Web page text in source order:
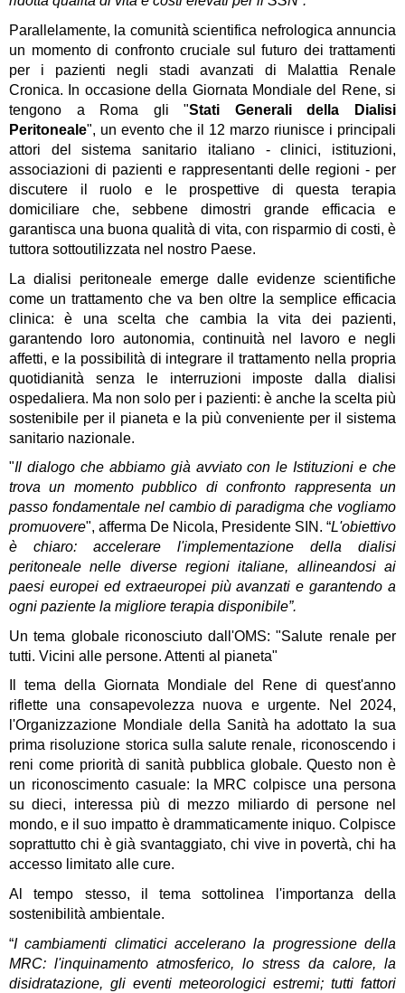
Parallelamente, la comunità scientifica nefrologica annuncia
un momento di confronto cruciale sul futuro dei trattamenti
per i pazienti negli stadi avanzati di Malattia Renale
Cronica. In occasione della Giornata Mondiale del Rene, si
tengono a Roma gli "Stati Generali della Dialisi
Peritoneale", un evento che il 12 marzo riunisce i principali
attori del sistema sanitario italiano - clinici, istituzioni,
associazioni di pazienti e rappresentanti delle regioni - per
discutere il ruolo e le prospettive di questa terapia
domiciliare che, sebbene dimostri grande efficacia e
garantisca una buona qualità di vita, con risparmio di costi, è
tuttora sottoutilizzata nel nostro Paese.
La dialisi peritoneale emerge dalle evidenze scientifiche
come un trattamento che va ben oltre la semplice efficacia
clinica: è una scelta che cambia la vita dei pazienti,
garantendo loro autonomia, continuità nel lavoro e negli
affetti, e la possibilità di integrare il trattamento nella propria
quotidianità senza le interruzioni imposte dalla dialisi
ospedaliera. Ma non solo per i pazienti: è anche la scelta più
sostenibile per il pianeta e la più conveniente per il sistema
sanitario nazionale.
"Il dialogo che abbiamo già avviato con le Istituzioni e che
trova un momento pubblico di confronto rappresenta un
passo fondamentale nel cambio di paradigma che vogliamo
promuovere", afferma De Nicola, Presidente SIN. “L'obiettivo
è chiaro: accelerare l'implementazione della dialisi
peritoneale nelle diverse regioni italiane, allineandosi ai
paesi europei ed extraeuropei più avanzati e garantendo a
ogni paziente la migliore terapia disponibile”.
Un tema globale riconosciuto dall'OMS: "Salute renale per
tutti. Vicini alle persone. Attenti al pianeta"
Il tema della Giornata Mondiale del Rene di quest'anno
riflette una consapevolezza nuova e urgente. Nel 2024,
l'Organizzazione Mondiale della Sanità ha adottato la sua
prima risoluzione storica sulla salute renale, riconoscendo i
reni come priorità di sanità pubblica globale. Questo non è
un riconoscimento casuale: la MRC colpisce una persona
su dieci, interessa più di mezzo miliardo di persone nel
mondo, e il suo impatto è drammaticamente iniquo. Colpisce
soprattutto chi è già svantaggiato, chi vive in povertà, chi ha
accesso limitato alle cure.
Al tempo stesso, il tema sottolinea l'importanza della
sostenibilità ambientale.
“I cambiamenti climatici accelerano la progressione della
MRC: l'inquinamento atmosferico, lo stress da calore, la
disidratazione, gli eventi meteorologici estremi; tutti fattori